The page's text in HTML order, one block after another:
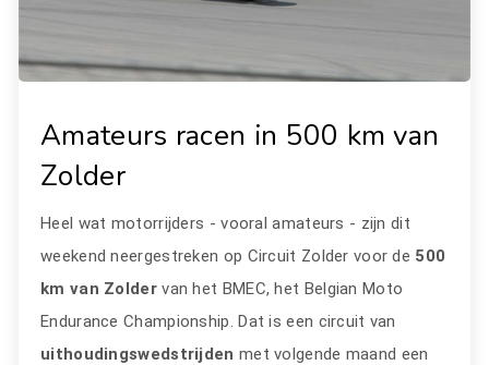
Amateurs racen in 500 km van
Zolder
Heel wat motorrijders - vooral amateurs - zijn dit
weekend neergestreken op Circuit Zolder voor de 500
km van Zoldervan het BMEC, het Belgian Moto
Endurance Championship. Dat is een circuit van
uithoudingswedstrijden met volgende maand een